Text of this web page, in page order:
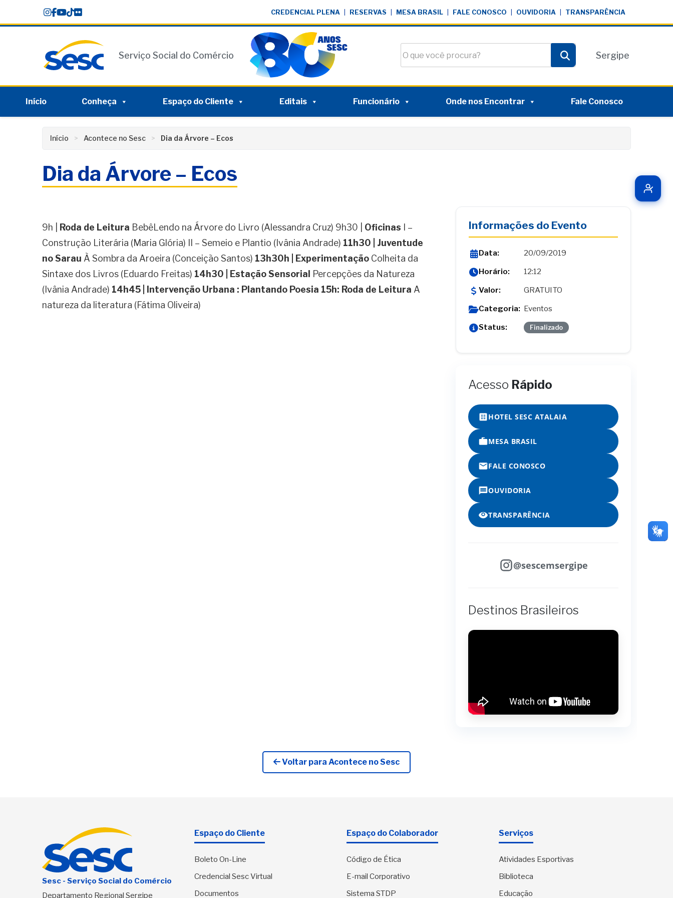
content
CREDENCIAL PLENA RESERVAS MESA BRASIL FALE CONOSCO OUVIDORIA TRANSPARÊNCIA
Serviço Social do Comércio
Pesquisar
Sergipe
Início Conheça Espaço do Cliente Editais Funcionário Onde nos Encontrar Fale Conosco
Início Acontece no Sesc Dia da Árvore – Ecos
Dia da Árvore – Ecos
9h | Roda de Leitura BebêLendo na Árvore do Livro (Alessandra Cruz) 9h30 | Oficinas I –
Construção Literária (Maria Glória) II – Semeio e Plantio (Ivânia Andrade) 11h30 | Juventude
no Sarau À Sombra da Aroeira (Conceição Santos) 13h30h | Experimentação Colheita da
Sintaxe dos Livros (Eduardo Freitas) 14h30 | Estação Sensorial
Percepções da Natureza
(Ivânia Andrade) 14h45 | Intervenção Urbana : Plantando Poesia 15h: Roda de Leitura A
natureza da literatura (Fátima Oliveira)
Informações do Evento
Data:
20/09/2019
Horário:
12:12
Valor:
GRATUITO
Categoria: Eventos
Status:
Finalizado
Acesso Rápido
HOTEL SESC ATALAIA
MESA BRASIL
FALE CONOSCO
OUVIDORIA
TRANSPARÊNCIA
@sescemsergipe
Destinos Brasileiros
Voltar para Acontece no Sesc
Sesc - Serviço Social do Comércio
Departamento Regional Sergipe
Espaço do Cliente
Boleto On-Line
Credencial Sesc Virtual
Documentos
Espaço do Colaborador
Código de Ética
E-mail Corporativo
Sistema STDP
Serviços
Atividades Esportivas
Biblioteca
Educação